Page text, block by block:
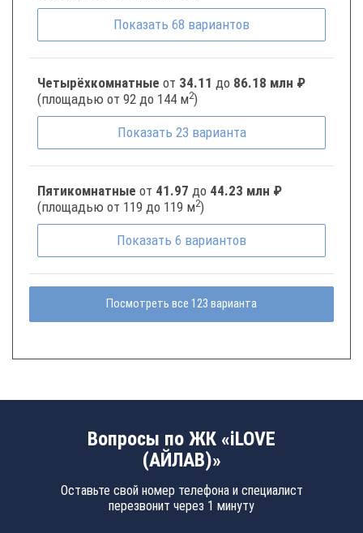
Показать 68 вариантов
Четырёхкомнатные от 34.11 до 86.18 млн ₽
(площадью от 92 до 144 м2)
Показать 23 варианта
Пятикомнатные от 41.97 до 44.23 млн ₽
(площадью от 119 до 119 м2)
Показать 6 вариантов
Посмотреть все 123 варианта
Вопросы по ЖК «iLOVE
(АЙЛАВ)»
Оставьте свой номер телефона и специалист
перезвонит через 1 минуту